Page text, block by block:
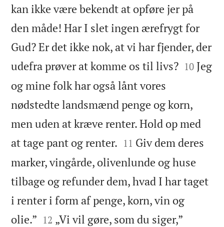
kan ikke være bekendt at opføre jer på
den måde! Har I slet ingen ærefrygt for
Gud? Er det ikke nok, at vi har fjender, der
udefra prøver at komme os til livs?
10 Jeg
og mine folk har også lånt vores
nødstedte landsmænd penge og korn,
men uden at kræve renter. Hold op med
at tage pant og renter. 

11 Giv dem deres
marker, vingårde, olivenlunde og huse
tilbage og refunder dem, hvad I har taget
i renter i form af penge, korn, vin og
olie.” 

12 „Vi vil gøre, som du siger,”